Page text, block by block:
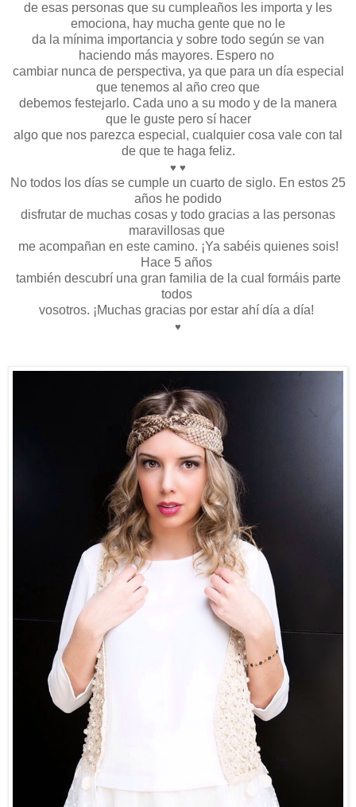
de esas personas que su cumpleaños les importa y les
emociona, hay mucha gente que no le
da la mínima importancia y sobre todo según se van
haciendo más mayores. Espero no
cambiar nunca de perspectiva, ya que para un día especial
que tenemos al año creo que
debemos festejarlo. Cada uno a su modo y de la manera
que le guste pero sí hacer
algo que nos parezca especial, cualquier cosa vale con tal
de que te haga feliz.
♥ ♥
No todos los días se cumple un cuarto de siglo. En estos 25
años he podido
disfrutar de muchas cosas y todo gracias a las personas
maravillosas que
me acompañan en este camino. ¡Ya sabéis quienes sois!
Hace 5 años
también descubrí una gran familia de la cual formáis parte
todos
vosotros. ¡Muchas gracias por estar ahí día a día!
♥